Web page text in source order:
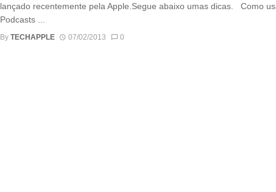
lançado recentemente pela Apple.Segue abaixo umas dicas. Como
Podcasts ...
By TECHAPPLE 07/02/2013 0